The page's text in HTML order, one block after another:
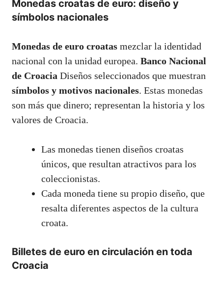
Monedas croatas de euro: diseño y
símbolos nacionales
Monedas de euro croatas mezclar la identidad
nacional con la unidad europea. Banco Nacional
de Croacia Diseños seleccionados que muestran
símbolos y motivos nacionales. Estas monedas
son más que dinero; representan la historia y los
valores de Croacia.
Las monedas tienen diseños croatas
únicos, que resultan atractivos para los
coleccionistas.
Cada moneda tiene su propio diseño, que
resalta diferentes aspectos de la cultura
croata.
Billetes de euro en circulación en toda
Croacia